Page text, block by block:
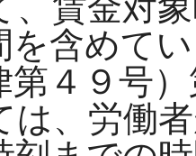
を含めて
第４９号
は、労働